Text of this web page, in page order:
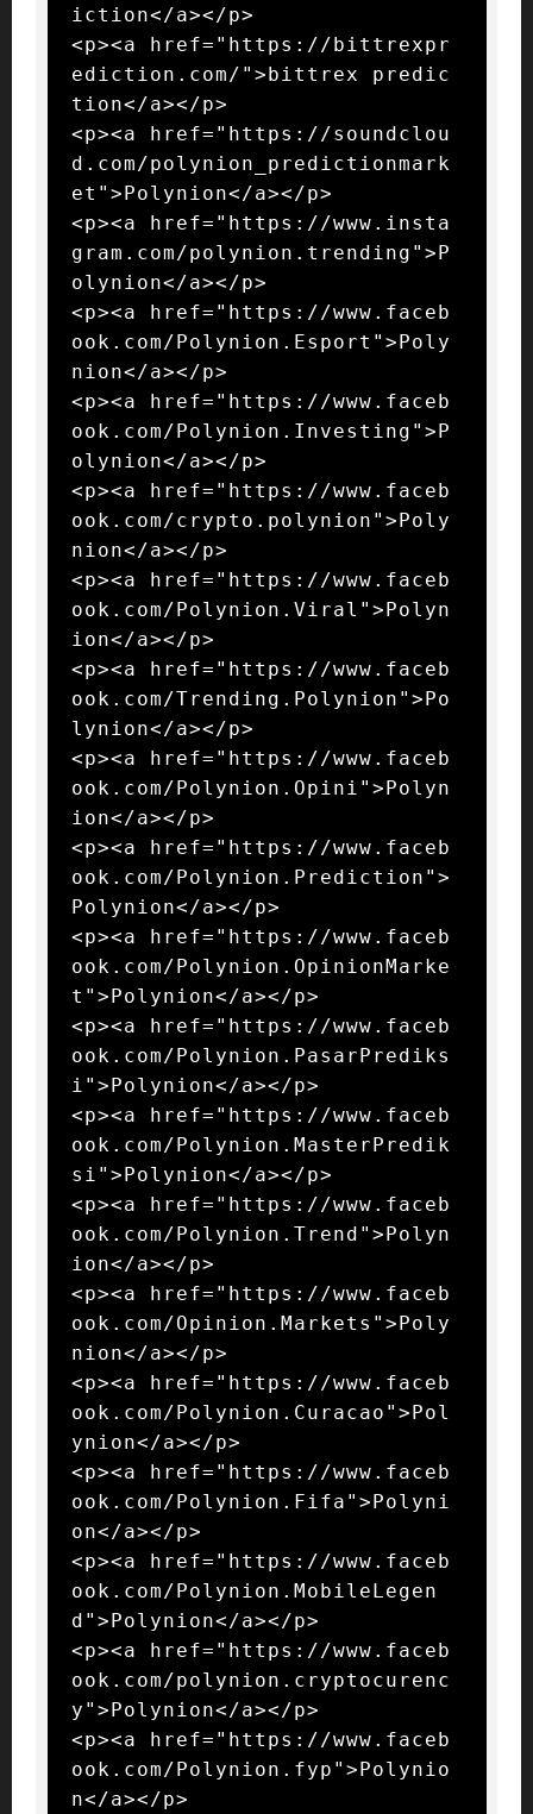
iction</a></p>
<p><a href="https://bittrexpr
ediction.com/">bittrex predic
tion</a></p>
<p><a href="https://soundclou
d.com/polynion_predictionmark
et">Polynion</a></p>
<p><a href="https://www.insta
gram.com/polynion.trending">P
olynion</a></p>
<p><a href="https://www.faceb
ook.com/Polynion.Esport">Poly
nion</a></p>
<p><a href="https://www.faceb
ook.com/Polynion.Investing">P
olynion</a></p>
<p><a href="https://www.faceb
ook.com/crypto.polynion">Poly
nion</a></p>
<p><a href="https://www.faceb
ook.com/Polynion.Viral">Polyn
ion</a></p>
<p><a href="https://www.faceb
ook.com/Trending.Polynion">Po
lynion</a></p>
<p><a href="https://www.faceb
ook.com/Polynion.Opini">Polyn
ion</a></p>
<p><a href="https://www.faceb
ook.com/Polynion.Prediction">
Polynion</a></p>
<p><a href="https://www.faceb
ook.com/Polynion.OpinionMarke
t">Polynion</a></p>
<p><a href="https://www.faceb
ook.com/Polynion.PasarPrediks
i">Polynion</a></p>
<p><a href="https://www.faceb
ook.com/Polynion.MasterPredik
si">Polynion</a></p>
<p><a href="https://www.faceb
ook.com/Polynion.Trend">Polyn
ion</a></p>
<p><a href="https://www.faceb
ook.com/Opinion.Markets">Poly
nion</a></p>
<p><a href="https://www.faceb
ook.com/Polynion.Curacao">Pol
ynion</a></p>
<p><a href="https://www.faceb
ook.com/Polynion.Fifa">Polyni
on</a></p>
<p><a href="https://www.faceb
ook.com/Polynion.MobileLegen
d">Polynion</a></p>
<p><a href="https://www.faceb
ook.com/polynion.cryptocurenc
y">Polynion</a></p>
<p><a href="https://www.faceb
ook.com/Polynion.fyp">Polynio
n</a></p>